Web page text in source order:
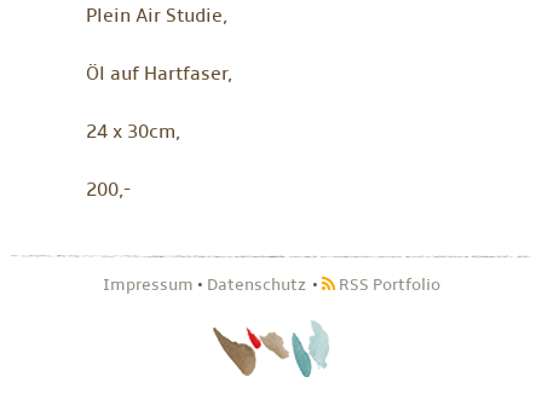
Plein Air Studie,
Öl auf Hartfaser,
24 x 30cm,
200,-
Impressum • Datenschutz RSS Portfolio